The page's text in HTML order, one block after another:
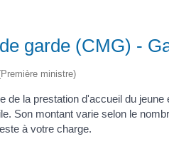
garde (CMG) -
ministre)
la prestation d'accueil du jeune
Son montant varie selon le
à votre charge.